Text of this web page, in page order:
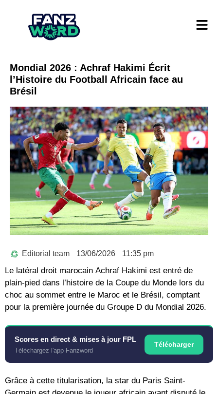
Mondial 2026 : Achraf Hakimi Écrit
l’Histoire du Football Africain face au
Brésil
Editorial team 13/06/2026 11:35 pm
Le latéral droit marocain Achraf Hakimi est entré de
plain-pied dans l’histoire de la Coupe du Monde lors du
choc au sommet entre le Maroc et le Brésil, comptant
pour la première journée du Groupe D du Mondial 2026.
Scores en direct & mises à jour FPL
Téléchargez l'app Fanzword
Télécharger
Grâce à cette titularisation, la star du Paris Saint-